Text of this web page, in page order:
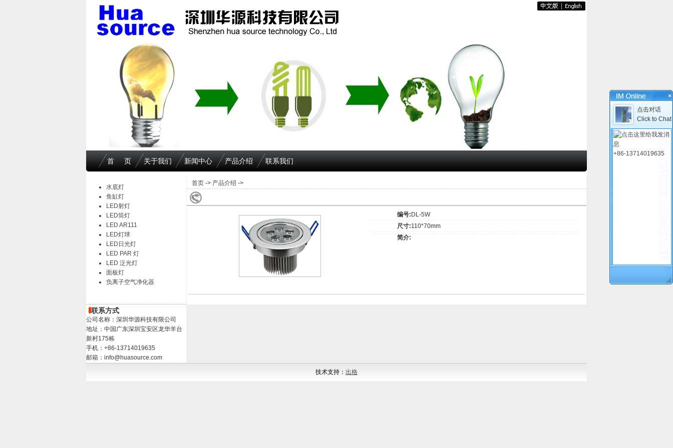
首 页 关于我们 新闻中心 产品介绍 联系我们
水底灯
鱼缸灯
LED射灯
LED筒灯
LED AR111
LED灯球
LED日光灯
LED PAR 灯
LED 泛光灯
面板灯
负离子空气净化器
联系方式
公司名称：深圳华源科技有限公司
地址：中国广东深圳宝安区龙华羊台
新村175栋
手机：+86-13714019635
邮箱：info@huasource.com
首页 -> 产品介绍 ->
编号: DL-5W
尺寸:110*70mm
简介:
技术支持： 出格
×
点击对话
Click to Chat
+86-13714019635